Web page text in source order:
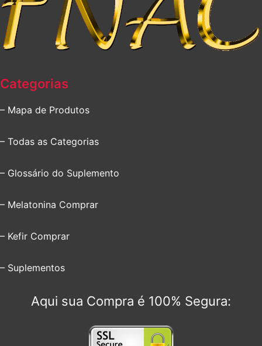
Categorias
– Mapa de Produtos
– Todas as Categorias
– Glossário do Suplemento
– Melatonina Comprar
– Kefir Comprar
– Suplementos
Aqui sua Compra é 100% Segura: